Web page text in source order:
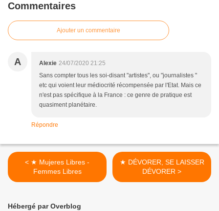
Commentaires
Ajouter un commentaire
A Alexie 24/07/2020 21:25
Sans compter tous les soi-disant "artistes", ou "journalistes "
etc qui voient leur médiocrité récompensée par l'Etat. Mais ce
n'est pas spécifique à la France : ce genre de pratique est
quasiment planétaire.
Répondre
< ★ Mujeres Libres -
Femmes Libres
★ DÉVORER, SE LAISSER
DÉVORER >
Hébergé par Overblog